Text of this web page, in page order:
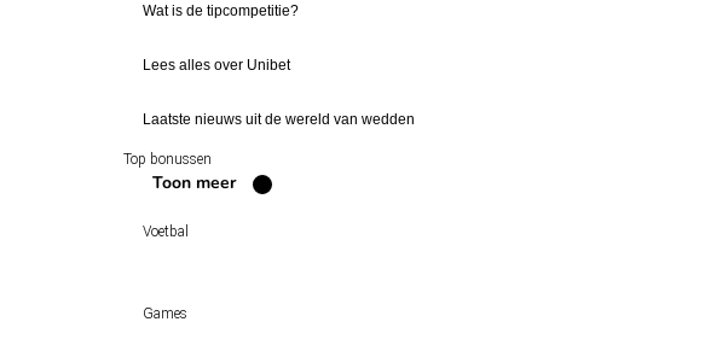
Wat is de tipcompetitie?
Lees alles over Unibet
Laatste nieuws uit de wereld van wedden
Top bonussen
Toon meer
Voetbal
Wedtips
Games